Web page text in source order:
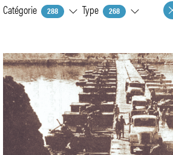
Catégorie 288 Type 268